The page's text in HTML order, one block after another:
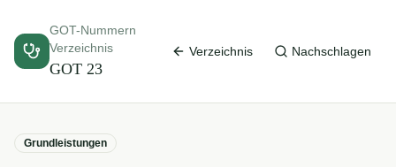
GOT-Nummern
Verzeichnis
GOT 23
Verzeichnis Nachschlagen
Grundleistungen